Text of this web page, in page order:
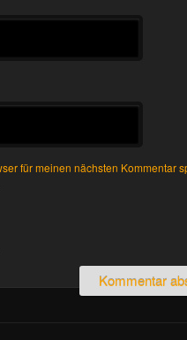
für meinen nächsten Kommentar